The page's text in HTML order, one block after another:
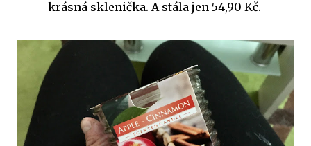
krásná sklenička. A stála jen 54,90 Kč.